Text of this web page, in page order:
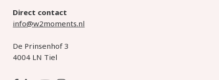
Direct contact
info@w2moments.nl
De Prinsenhof 3
4004 LN Tiel